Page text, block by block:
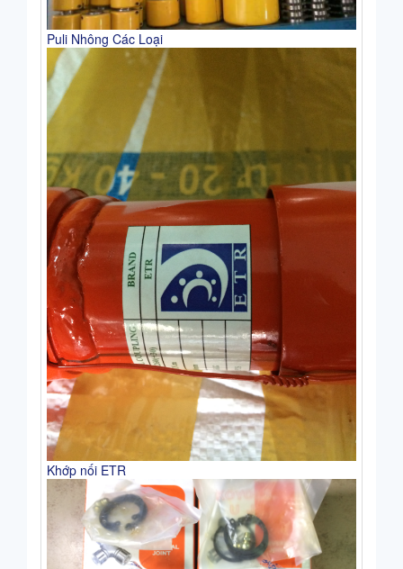
Puli Nhông Các Loại
Khớp nối ETR